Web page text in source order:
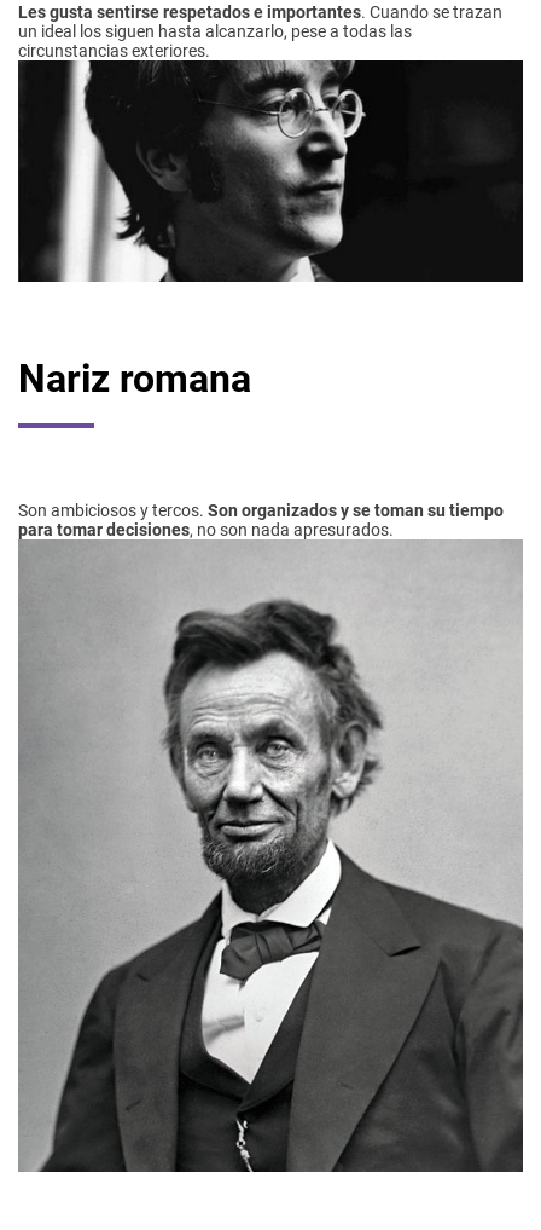
Les gusta sentirse respetados e importantes. Cuando se trazan
un ideal los siguen hasta alcanzarlo, pese a todas las
circunstancias exteriores.
Nariz romana
Son ambiciosos y tercos. Son organizados y se toman su tiempo
para tomar decisiones, no son nada apresurados.